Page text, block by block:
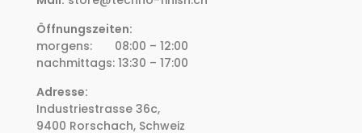
Öffnungszeiten:
morgens: 08:00 – 12:00
nachmittags: 13:30 – 17:00
Adresse:
Industriestrasse 36c,
9400 Rorschach, Schweiz